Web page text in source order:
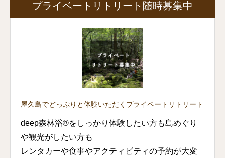
プライベートリトリート随時募集中
屋久島でどっぷりと体験いただくプライベートリトリート
deep森林浴®をしっかり体験したい方も島めぐり
や観光がしたい方も
レンタカーや食事やアクティビティの予約が大変